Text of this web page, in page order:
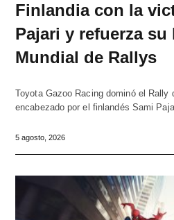
Finlandia con la
Pajari y refuerza su
Mundial de Rallys
Toyota Gazoo Racing dominó el Rally
encabezado por el finlandés Sami
5 agosto, 2026